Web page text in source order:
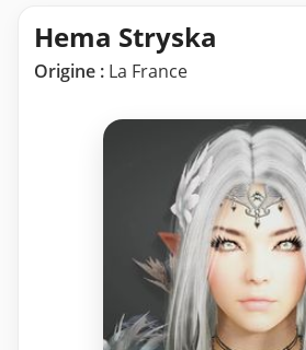
Hema Stryska
Origine : La France